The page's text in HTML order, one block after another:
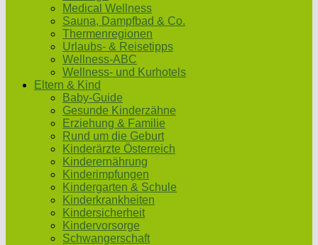
Medical Wellness
Sauna, Dampfbad & Co.
Thermenregionen
Urlaubs- & Reisetipps
Wellness-ABC
Wellness- und Kurhotels
Eltern & Kind
Baby-Guide
Gesunde Kinderzähne
Erziehung & Familie
Rund um die Geburt
Kinderärzte Österreich
Kinderernährung
Kinderimpfungen
Kindergarten & Schule
Kinderkrankheiten
Kindersicherheit
Kindervorsorge
Schwangerschaft